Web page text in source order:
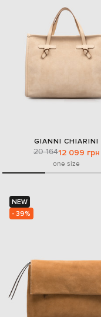
GIANNI CHIARINI
20 16412 099 грн
one size
NEW
- 39%